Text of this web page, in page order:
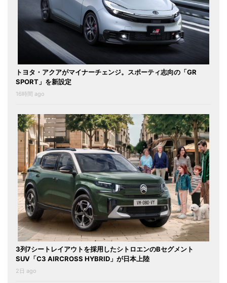
トヨタ・アクアがマイナーチェンジ。スポーティ志向の「GR
SPORT」を新設定
16時間 ago
3列7シートレイアウトを採用したシトロエンのBセグメント
SUV「C3 AIRCROSS HYBRID」が日本上陸
2日 ago